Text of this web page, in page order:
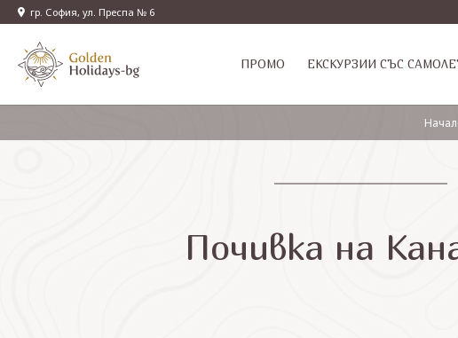
гр. София, ул. Преспа № 6
ПРОМО EКСКУРЗИИ СЪС
Почивка на